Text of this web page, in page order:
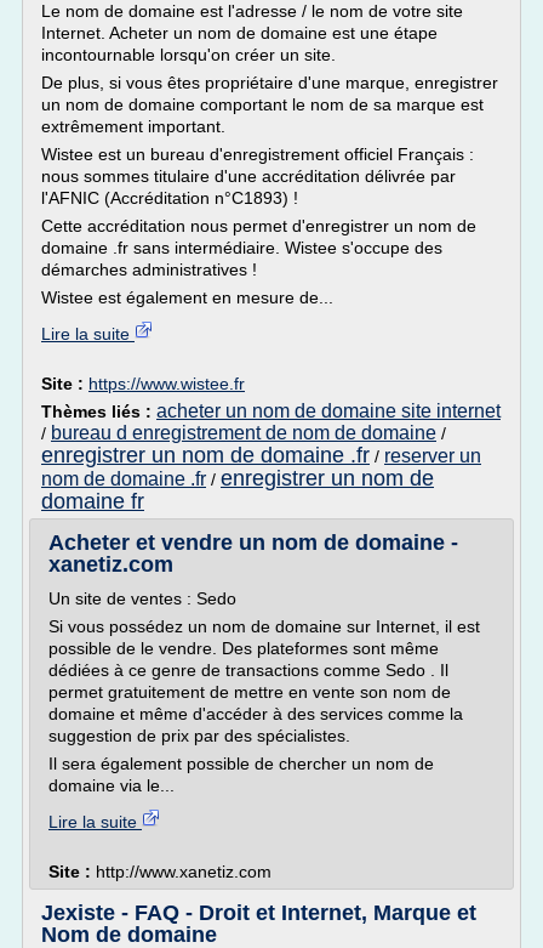
Le nom de domaine est l'adresse / le nom de votre site
Internet. Acheter un nom de domaine est une étape
incontournable lorsqu'on créer un site.
De plus, si vous êtes propriétaire d'une marque, enregistrer
un nom de domaine comportant le nom de sa marque est
extrêmement important.
Wistee est un bureau d'enregistrement officiel Français :
nous sommes titulaire d'une accréditation délivrée par
l'AFNIC (Accréditation n°C1893) !
Cette accréditation nous permet d'enregistrer un nom de
domaine .fr sans intermédiaire. Wistee s'occupe des
démarches administratives !
Wistee est également en mesure de...
Lire la suite
Site : https://www.wistee.fr
Thèmes liés : acheter un nom de domaine site internet
/ bureau d enregistrement de nom de domaine /
enregistrer un nom de domaine .fr / reserver un
nom de domaine .fr / enregistrer un nom de
domaine fr
Acheter et vendre un nom de domaine -
xanetiz.com
Un site de ventes : Sedo
Si vous possédez un nom de domaine sur Internet, il est
possible de le vendre. Des plateformes sont même
dédiées à ce genre de transactions comme Sedo . Il
permet gratuitement de mettre en vente son nom de
domaine et même d'accéder à des services comme la
suggestion de prix par des spécialistes.
Il sera également possible de chercher un nom de
domaine via le...
Lire la suite
Site : http://www.xanetiz.com
Jexiste - FAQ - Droit et Internet, Marque et
Nom de domaine